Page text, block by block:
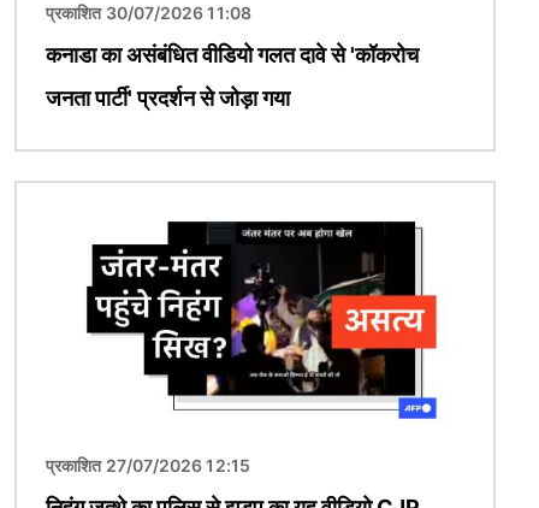
प्रकाशित 30/07/2026 11:08
कनाडा का असंबंधित वीडियो गलत दावे से 'कॉकरोच
जनता पार्टी' प्रदर्शन से जोड़ा गया
प्रकाशित 27/07/2026 12:15